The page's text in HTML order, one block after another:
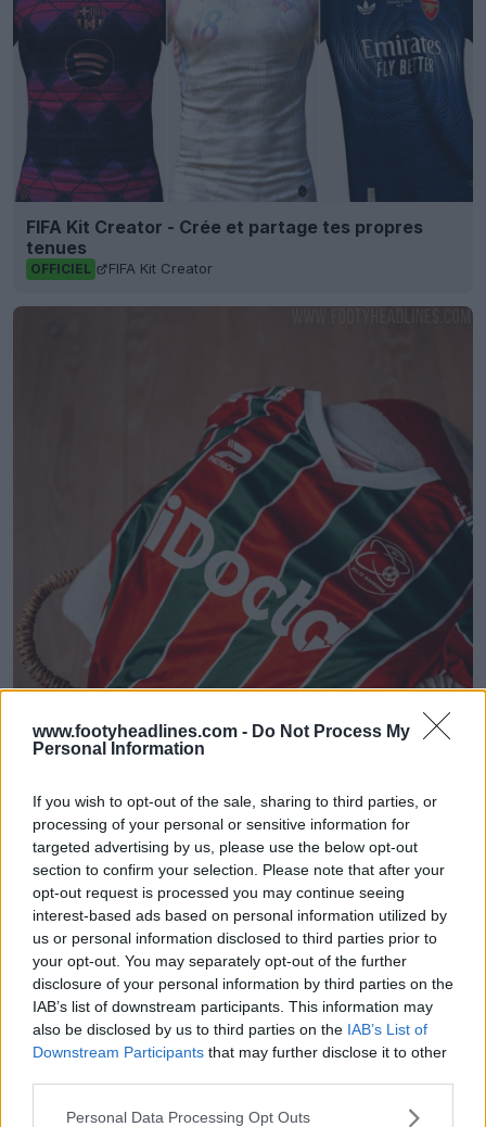
www.footyheadlines.com - Do Not Process My
Personal Information
If you wish to opt-out of the sale, sharing to third parties, or
processing of your personal or sensitive information for
targeted advertising by us, please use the below opt-out
section to confirm your selection. Please note that after your
opt-out request is processed you may continue seeing
interest-based ads based on personal information utilized by
us or personal information disclosed to third parties prior to
your opt-out. You may separately opt-out of the further
disclosure of your personal information by third parties on the
IAB’s list of downstream participants. This information may
also be disclosed by us to third parties on the IAB’s List of
Downstream Participants that may further disclose it to other
Personal Data Processing Opt Outs
FIFA Kit Creator - Crée et partage tes propres
tenues
OFFICIEL FIFA Kit Creator
Présentation du maillot domicile du SV Zulte
Waregem pour la saison 26-27
2 2